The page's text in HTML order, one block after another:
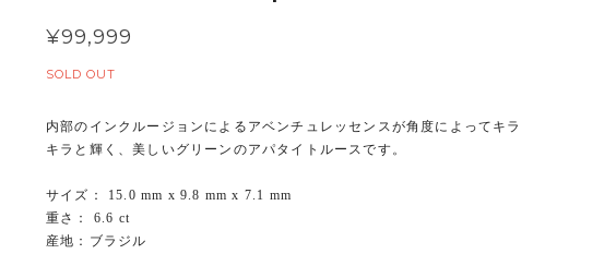
¥99,999
SOLD OUT
内部のインクルージョンによるアベンチュレッセンスが角度によってキラ
キラと輝く、美しいグリーンのアパタイトルースです。
サイズ： 15.0 mm x 9.8 mm x 7.1 mm
重さ： 6.6 ct
産地：ブラジル